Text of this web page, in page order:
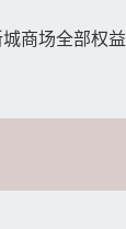
商场全部权益